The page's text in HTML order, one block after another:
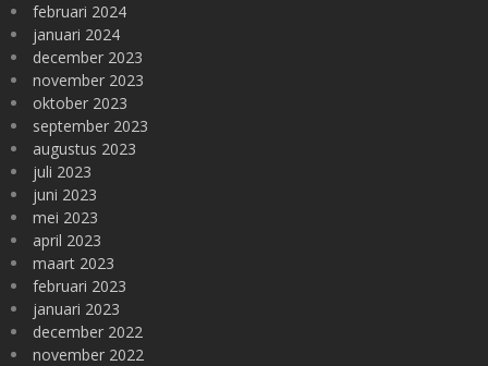
februari 2024
januari 2024
december 2023
november 2023
oktober 2023
september 2023
augustus 2023
juli 2023
juni 2023
mei 2023
april 2023
maart 2023
februari 2023
januari 2023
december 2022
november 2022